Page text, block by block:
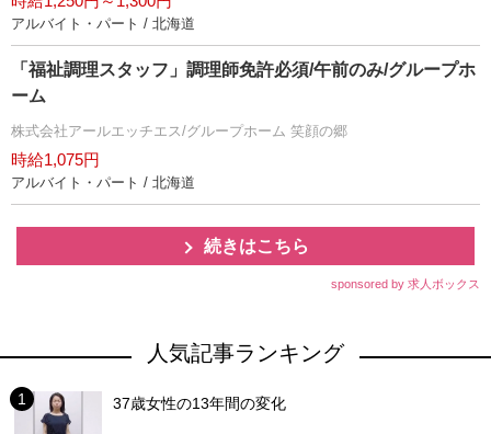
アルバイト・パート / 北海道
「福祉調理スタッフ」調理師免許必須/午前のみ/グループホ
ーム
株式会社アールエッチエス/グループホーム 笑顔の郷
時給1,075円
アルバイト・パート / 北海道
続きはこちら
sponsored by 求人ボックス
人気記事ランキング
37歳女性の13年間の変化